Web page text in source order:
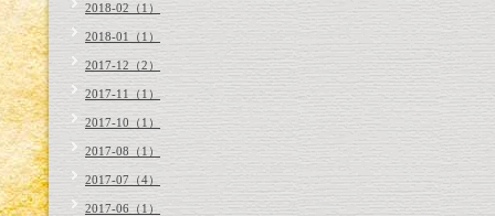
2018-02（1）
2018-01（1）
2017-12（2）
2017-11（1）
2017-10（1）
2017-08（1）
2017-07（4）
2017-06（1）